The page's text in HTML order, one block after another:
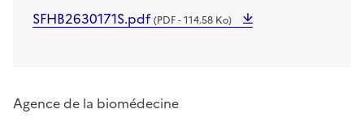
SFHB2630171S.pdf(PDF - 114.58 Ko)
Agence de la biomédecine